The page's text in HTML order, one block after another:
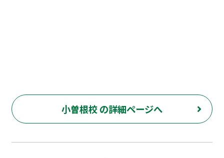
小曽根校 の詳細ページへ